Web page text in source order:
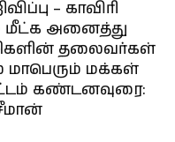
– காவிரி
மீட்க அனைத்து
தலைவர்கள்
மக்கள்
கண்டனவுரை: